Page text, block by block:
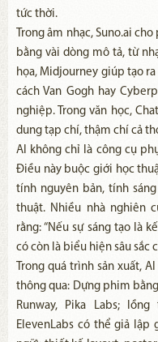
tức thời.
Trong âm nhạc, Suno.ai
bằng vài dòng mô tả, từ
họa, Midjourney giúp tạo
cách Van Gogh hay
nghiệp. Trong văn học,
dung tạp chí, thậm chí cả
AI không chỉ là công cụ
Điều này buộc giới học
tính nguyên bản, tính
thuật. Nhiều nhà nghiên
rằng: “Nếu sự sáng tạo là
có còn là biểu hiện sâu sắc
Trong quá trình sản xuất,
thông qua: Dựng phim
Runway, Pika Labs;
ElevenLabs có thể giả